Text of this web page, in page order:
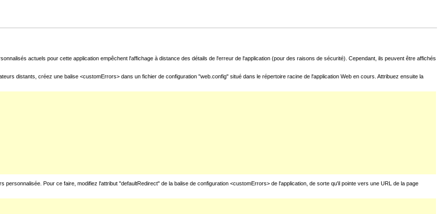
actuels pour cette application empêchent l'affichage à distance des détails de l'erreur de l'application (pour des raisons de sécurité). Cependant, ils peuvent être affichés
distants, créez une balise <customErrors> dans un fichier de configuration "web.config" situé dans le répertoire racine de l'application Web en cours. Attribuez ensuite la
Pour ce faire, modifiez l'attribut "defaultRedirect" de la balise de configuration <customErrors> de l'application, de sorte qu'il pointe vers une URL de la page